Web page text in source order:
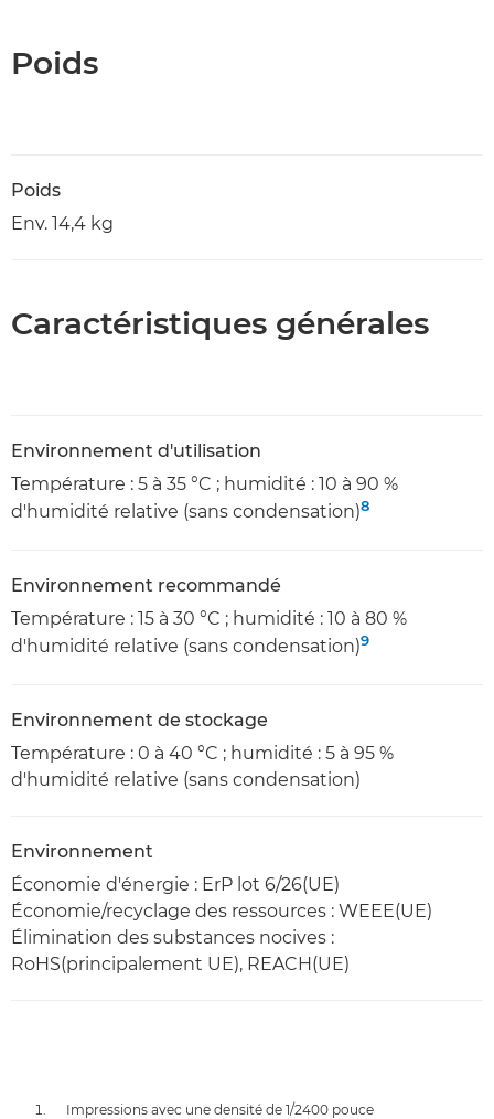
Poids
Poids
Env. 14,4 kg
Caractéristiques générales
Environnement d'utilisation
Température : 5 à 35 °C ; humidité : 10 à 90 %
d'humidité relative (sans condensation)8
Environnement recommandé
Température : 15 à 30 °C ; humidité : 10 à 80 %
d'humidité relative (sans condensation)9
Environnement de stockage
Température : 0 à 40 °C ; humidité : 5 à 95 %
d'humidité relative (sans condensation)
Environnement
Économie d'énergie : ErP lot 6/26(UE)
Économie/recyclage des ressources : WEEE(UE)
Élimination des substances nocives :
RoHS(principalement UE), REACH(UE)
Impressions avec une densité de 1/2400 pouce